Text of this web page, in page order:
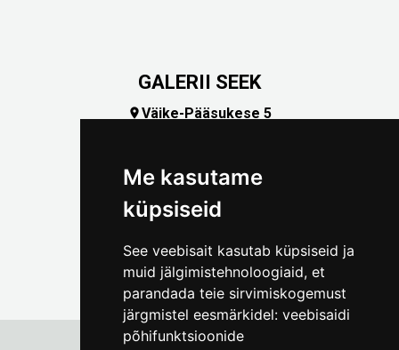
Me kasutame
küpsiseid
See veebisait kasutab küpsiseid ja
muid jälgimistehnoloogiaid, et
parandada teie sirvimiskogemust
järgmistel eesmärkidel: veebisaidi
põhifunktsioonide
GALERII SEEK
Väike-Pääsukese 5